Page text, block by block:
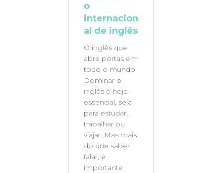
o
internacion
al de inglês
O inglês que
abre portas em
todo o mundo
Dominar o
inglês é hoje
essencial, seja
para estudar,
trabalhar ou
viajar. Mas mais
do que saber
falar, é
importante